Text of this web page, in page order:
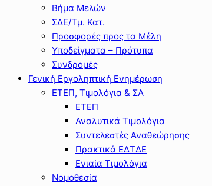
Βήμα Μελών
ΣΔΕ/Τμ. Κατ.
Προσφορές προς τα Μέλη
Υποδείγματα – Πρότυπα
Συνδρομές
Γενική Εργοληπτική Ενημέρωση
ΕΤΕΠ, Τιμολόγια & ΣΑ
ΕΤΕΠ
Αναλυτικά Τιμολόγια
Συντελεστές Αναθεώρησης
Πρακτικά ΕΔΤΔΕ
Ενιαία Τιμολόγια
Νομοθεσία